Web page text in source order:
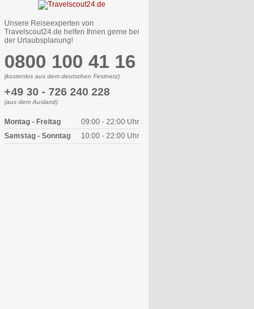
Unsere Reiseexperten von
Travelscout24.de helfen Ihnen gerne bei
der Urlaubsplanung!
0800 100 41 16
(kostenlos aus dem deutschen Festnetz)
+49 30 - 726 240 228
(aus dem Ausland)
Montag - Freitag
09:00 - 22:00 Uhr
Samstag - Sonntag
10:00 - 22:00 Uhr